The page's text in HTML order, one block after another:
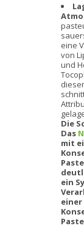
eine
von
und
Die
Das
mit
ein